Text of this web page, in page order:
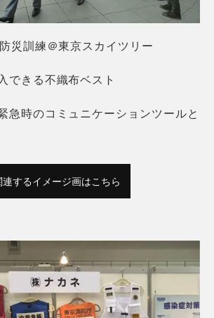
災訓練＠東京スカイツリー
できる不織布ベスト
急時のコミュニケーションツールと
連するイメージ画はこちら